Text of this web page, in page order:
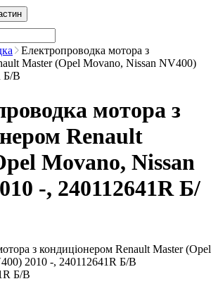
Електропроводка мотора з
Master (Opel Movano, Nissan NV400)
Б/В
мотора з
Renault
Movano, Nissan
-, 240112641R Б/
з кондиціонером Renault Master (Opel
2010 -, 240112641R Б/В
Б/В